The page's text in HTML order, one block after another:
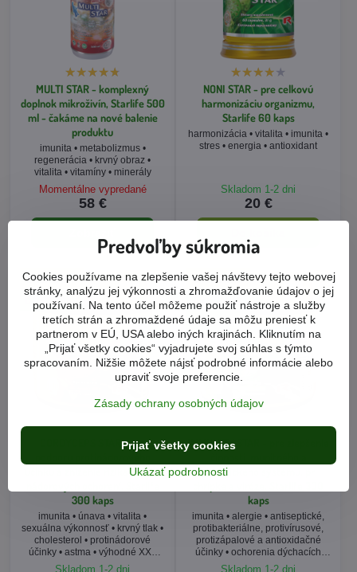
MULTI STAR - komplexný
doplnok mikroživín, Starlife 500
ml - čakáme na nové balenie
produktu
imunita • metabolizmus •
regenerácia • krvný obraz •
vitalita • vitamíny • minerály
Momentálne vypredané
58 €
NONI STAR - pre celkovú
harmonizáciu organizmu,
Starlife 60 kaps
harmonizácia • vitalita • imunita •
stres • energia • antioxidant
Skladom 1-2 dni
20 €
CORDYCEPS STAR - pre
účinku a zníženie rizika recidív
300 kaps
imunita • únava • vitalita •
sexuálna výkonnosť • krvný tlak •
cholesterol • protinádorové
účinky • astma • výhodné XXL
balenie
Skladom 1-2 dni
IMMUNITY STAR - pre zlepšenie
lymfatického systému, pri
kaps
imunita • alergie • antiseptické,
protibakteriálne, protivírusové,
protizápalové a antioxidačné
účinky • ochorenia dýchacích
ciest a virózy • výhodné XXL
Skladom 1-2 dni
Predvoľby súkromia
Cookies používame na zlepšenie vašej návštevy tejto webovej
stránky, analýzu jej výkonnosti a zhromažďovanie údajov o jej
používaní. Na tento účel môžeme použiť nástroje a služby
tretích strán a zhromaždené údaje sa môžu preniesť k
partnerom v EÚ, USA alebo iných krajinách. Kliknutím na
„Prijať všetky cookies“ vyjadrujete svoj súhlas s týmto
spracovaním. Nižšie môžete nájsť podrobné informácie alebo
upraviť svoje preferencie.
Zásady ochrany osobných údajov
Ukázať podrobnosti
Prijať všetky cookies